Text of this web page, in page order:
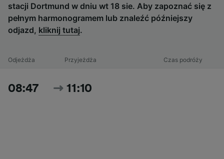
stacji Dortmund w dniu wt 18 sie. Aby zapoznać się z
pełnym harmonogramem lub znaleźć późniejszy
odjazd, kliknij tutaj.
Odjeżdża Przyjeżdża Czas podróży
08:47 11:10